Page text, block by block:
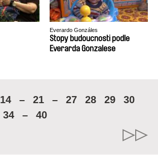
Everardo Gonzáles
Stopy budoucnosti podle
Everarda Gonzalese
14 – 21 – 27 28 29
30
34 – 40